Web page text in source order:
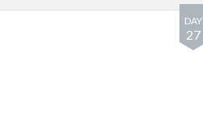
DAY
27